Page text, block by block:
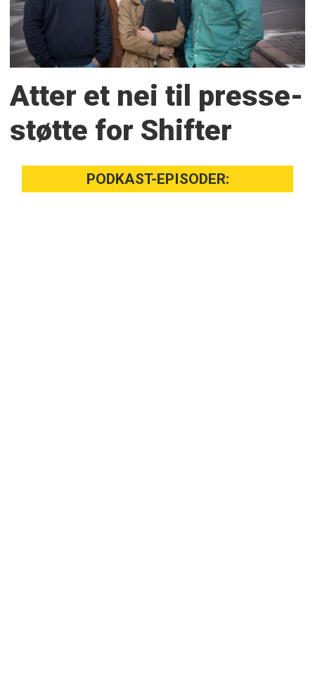
Atter et nei til presse­
støtte for Shifter
PODKAST-EPISODER: